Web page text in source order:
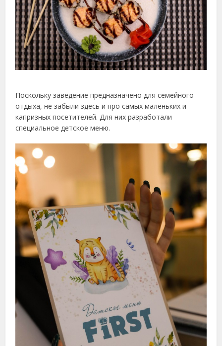
Поскольку заведение предназначено для семейного
отдыха, не забыли здесь и про самых маленьких и
капризных посетителей. Для них разработали
специальное детское меню.